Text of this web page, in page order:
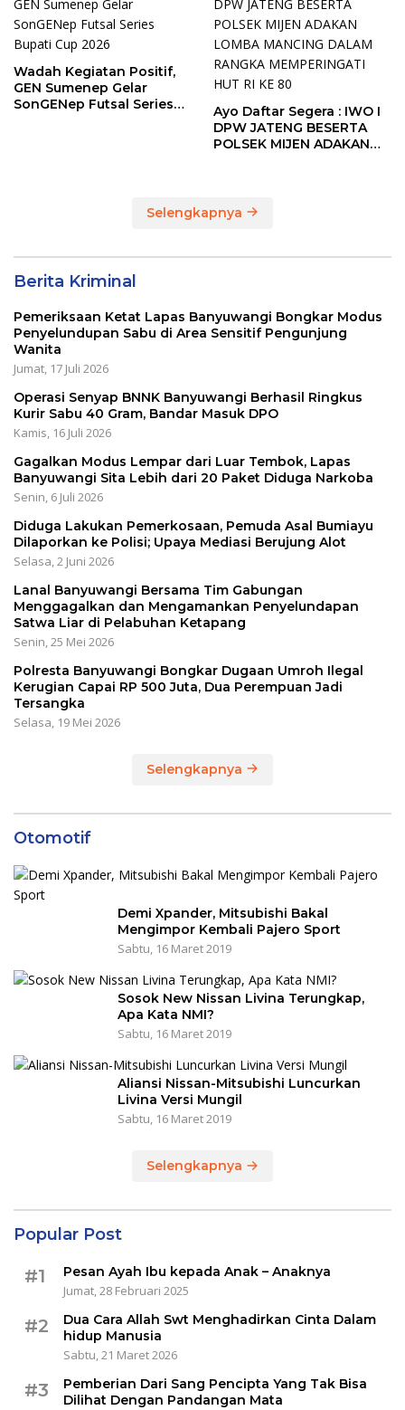
Wadah Kegiatan Positif,
GEN Sumenep Gelar
SonGENep Futsal Series
Ayo Daftar Segera : IWO I
DPW JATENG BESERTA
POLSEK MIJEN ADAKAN
Selengkapnya
Berita Kriminal
Pemeriksaan Ketat Lapas Banyuwangi Bongkar Modus
Penyelundupan Sabu di Area Sensitif Pengunjung
Wanita
Jumat, 17 Juli 2026
Operasi Senyap BNNK Banyuwangi Berhasil Ringkus
Kurir Sabu 40 Gram, Bandar Masuk DPO
Kamis, 16 Juli 2026
Gagalkan Modus Lempar dari Luar Tembok, Lapas
Banyuwangi Sita Lebih dari 20 Paket Diduga Narkoba
Senin, 6 Juli 2026
Diduga Lakukan Pemerkosaan, Pemuda Asal Bumiayu
Dilaporkan ke Polisi; Upaya Mediasi Berujung Alot
Selasa, 2 Juni 2026
Lanal Banyuwangi Bersama Tim Gabungan
Menggagalkan dan Mengamankan Penyelundapan
Satwa Liar di Pelabuhan Ketapang
Senin, 25 Mei 2026
Polresta Banyuwangi Bongkar Dugaan Umroh Ilegal
Kerugian Capai RP 500 Juta, Dua Perempuan Jadi
Tersangka
Selasa, 19 Mei 2026
Selengkapnya
Otomotif
Demi Xpander, Mitsubishi Bakal
Mengimpor Kembali Pajero Sport
Sabtu, 16 Maret 2019
Sosok New Nissan Livina Terungkap,
Apa Kata NMI?
Sabtu, 16 Maret 2019
Aliansi Nissan-Mitsubishi Luncurkan
Livina Versi Mungil
Sabtu, 16 Maret 2019
Selengkapnya
Popular Post
#1
Pesan Ayah Ibu kepada Anak – Anaknya
Jumat, 28 Februari 2025
#2
Dua Cara Allah Swt Menghadirkan Cinta Dalam
hidup Manusia
Sabtu, 21 Maret 2026
#3
Pemberian Dari Sang Pencipta Yang Tak Bisa
Dilihat Dengan Pandangan Mata